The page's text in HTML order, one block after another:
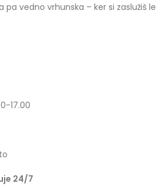
vedno vrhunska – ker si zaslužiš le
17.00
24/7